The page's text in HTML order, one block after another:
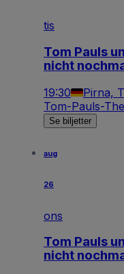
tis
Tom Pauls
nicht
19:30 Pirna,
Tom-Pauls-
Se biljetter
aug
26
ons
Tom Pauls
nicht